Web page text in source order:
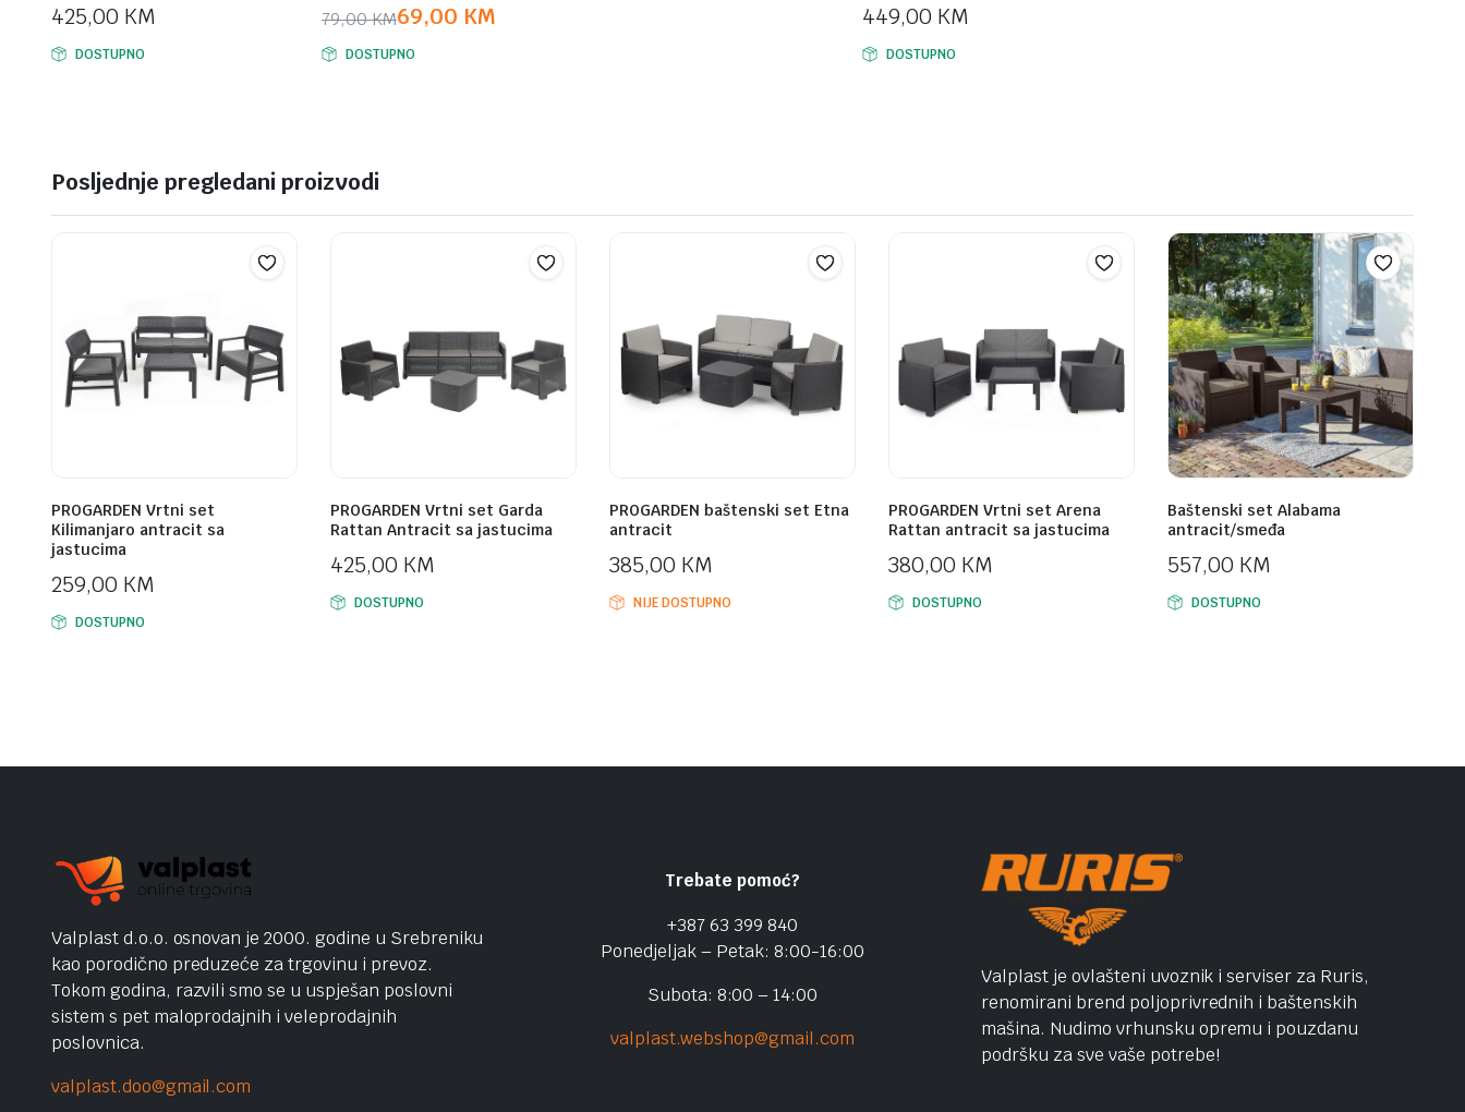
425,00 KM
DOSTUPNO
79,00KM
Original
price
69,00 KM
Current
price
DOSTUPNO
449,00 KM
DOSTUPNO
Posljednje pregledani proizvodi
PROGARDEN Vrtni set
Kilimanjaro antracit sa
jastucima
259,00 KM
DOSTUPNO
PROGARDEN Vrtni set Garda
Rattan Antracit sa jastucima
425,00 KM
DOSTUPNO
PROGARDEN baštenski set Etna
antracit
385,00 KM
NIJE DOSTUPNO
PROGARDEN Vrtni set Arena
Rattan antracit sa jastucima
380,00 KM
DOSTUPNO
Baštenski set Alabama
antracit/smeđa
557,00 KM
DOSTUPNO
Valplast d.o.o. osnovan je 2000. godine u Srebreniku
kao porodično preduzeće za trgovinu i prevoz.
Tokom godina, razvili smo se u uspješan poslovni
sistem s pet maloprodajnih i veleprodajnih
poslovnica.
valplast.doo@gmail.com
Trebate pomoć?
+387 63 399 840
Ponedjeljak – Petak: 8:00-16:00
Subota: 8:00 – 14:00
valplast.webshop@gmail.com
Valplast je ovlašteni uvoznik i serviser za Ruris,
renomirani brend poljoprivrednih i baštenskih
mašina. Nudimo vrhunsku opremu i pouzdanu
podršku za sve vaše potrebe!